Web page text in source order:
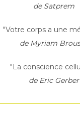
de Satprem
"Votre corps a une
de Myriam
"La conscience
de Eric Gerber